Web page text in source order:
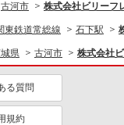
品管理・検品・検査
古河市 株式会社ビリーフ
東鉄道常総線 石下駅
県 古河市 株式会社
る質問
規約